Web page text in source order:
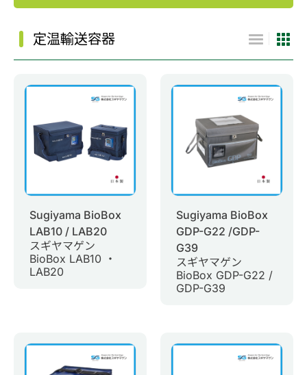
取扱メーカー
FAQ
商品問合せ
お問い合わせ
マイページ
定温輸送容器
Sugiyama BioBox
LAB10 / LAB20
スギヤマゲン
BioBox LAB10 ・
LAB20
Sugiyama BioBox
GDP-G22 /GDP-
G39
スギヤマゲン
BioBox GDP-G22 /
GDP-G39